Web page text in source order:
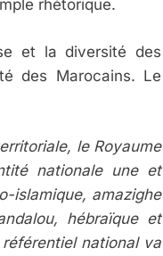
rhétorique.
et la diversité des
des Marocains. Le
le Royaume
nationale une et
islamique, amazighe
hébraïque et
national va